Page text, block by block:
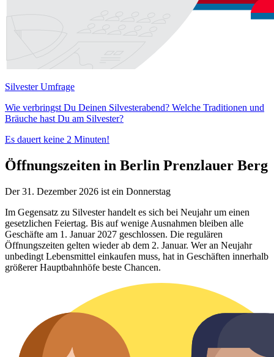
Silvester Umfrage
Wie verbringst Du Deinen Silvesterabend? Welche Traditionen und
Bräuche hast Du am Silvester?
Es dauert keine 2 Minuten!
Öffnungszeiten in Berlin Prenzlauer Berg
Der 31. Dezember 2026 ist ein Donnerstag
Im Gegensatz zu Silvester handelt es sich bei Neujahr um einen
gesetzlichen Feiertag. Bis auf wenige Ausnahmen bleiben alle
Geschäfte am 1. Januar 2027 geschlossen. Die regulären
Öffnungszeiten gelten wieder ab dem 2. Januar. Wer an Neujahr
unbedingt Lebensmittel einkaufen muss, hat in Geschäften innerhalb
größerer Hauptbahnhöfe beste Chancen.